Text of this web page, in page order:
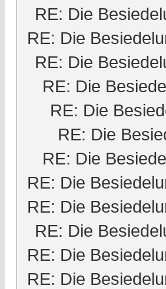
RE: Die
RE: Die
RE: Die
RE: Die
RE: Die
RE: Die
RE: Die
RE: Die
RE: Die
RE: Die
RE: Die
RE: Die